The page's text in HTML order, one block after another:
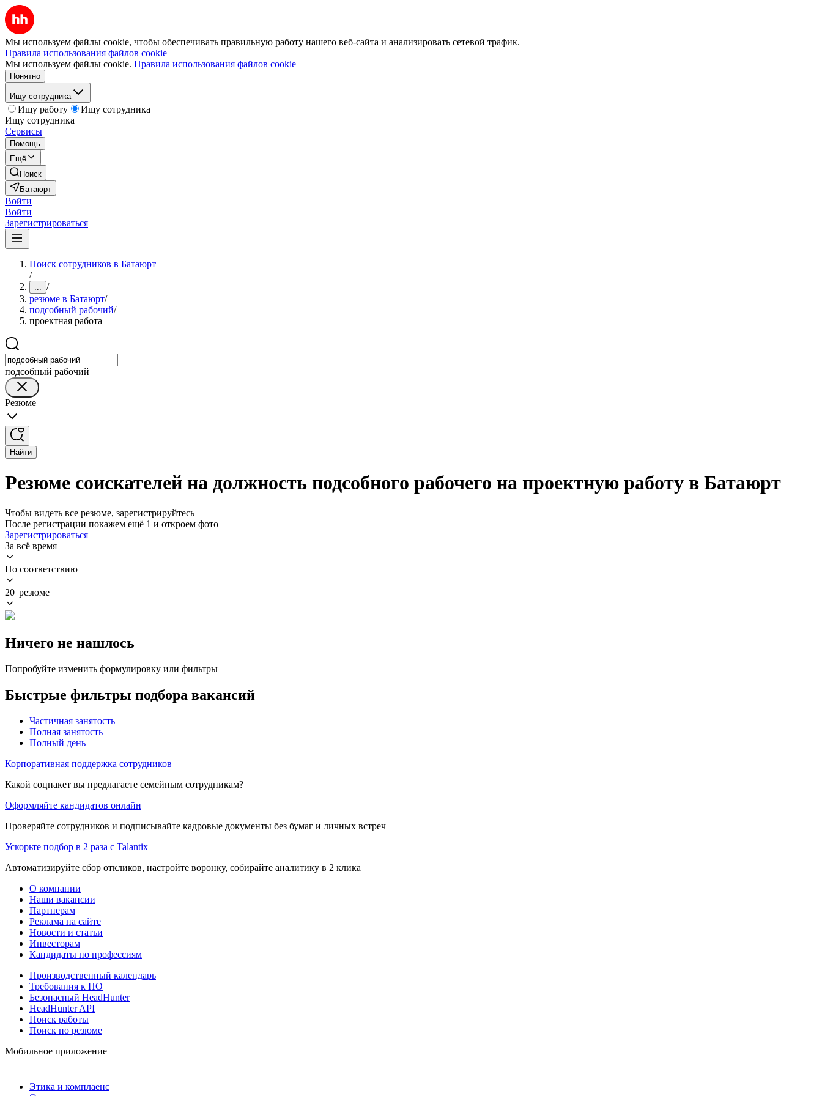
Мы используем файлы cookie, чтобы обеспечивать правильную работу нашего веб-сайта и анализировать сетевой трафик.
Правила использования файлов cookie
Мы используем файлы cookie. Правила использования файлов cookie
Понятно
Ищу сотрудника
Ищу работу
Ищу сотрудника
Ищу сотрудника
Сервисы
Помощь
Ещё
Поиск
Батаюрт
Войти
Войти
Зарегистрироваться
Поиск сотрудников в Батаюрт
/
... /
резюме в Батаюрт/
подсобный рабочий/
проектная работа
подсобный рабочий
Резюме
Найти
Резюме соискателей на должность подсобного рабочего на проектную работу в Батаюрт
Чтобы видеть все резюме, зарегистрируйтесь
После регистрации покажем ещё 1 и откроем фото
Зарегистрироваться
За всё время
По соответствию
20 резюме
Ничего не нашлось
Попробуйте изменить формулировку или фильтры
Быстрые фильтры подбора вакансий
Частичная занятость
Полная занятость
Полный день
Корпоративная поддержка сотрудников
Какой соцпакет вы предлагаете семейным сотрудникам?
Оформляйте кандидатов онлайн
Проверяйте сотрудников и подписывайте кадровые документы без бумаг и личных встреч
Ускорьте подбор в 2 раза с Talantix
Автоматизируйте сбор откликов, настройте воронку, собирайте аналитику в 2 клика
О компании
Наши вакансии
Партнерам
Реклама на сайте
Новости и статьи
Инвесторам
Кандидаты по профессиям
Производственный календарь
Требования к ПО
Безопасный HeadHunter
HeadHunter API
Поиск работы
Поиск по резюме
Мобильное приложение
Этика и комплаенс